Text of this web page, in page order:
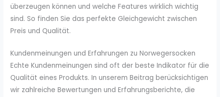
überzeugen können und welche Features wirklich wichtig
sind. So finden Sie das perfekte Gleichgewicht zwischen
Preis und Qualität.
Kundenmeinungen und Erfahrungen zu Norwegersocken
Echte Kundenmeinungen sind oft der beste Indikator für die
Qualität eines Produkts. In unserem Beitrag berücksichtigen
wir zahlreiche Bewertungen und Erfahrungsberichte, die